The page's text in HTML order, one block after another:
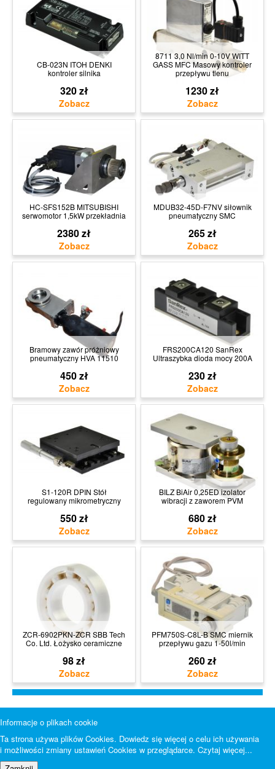
CB-023N ITOH DENKI
kontroler silnika
320 zł
8711 3,0 Nl/min 0-10V WITT
GASS MFC Masowy kontroler
przepływu tlenu
1230 zł
HC-SFS152B MITSUBISHI
serwomotor 1,5kW przekładnia
2380 zł
MDUB32-45D-F7NV siłownik
pneumatyczny SMC
265 zł
Bramowy zawór próżniowy
pneumatyczny HVA 11510
450 zł
FRS200CA120 SanRex
Ultraszybka dioda mocy 200A
230 zł
S1-120R DPIN Stół
regulowany mikrometryczny
550 zł
BILZ BiAir 0,25ED izolator
wibracji z zaworem PVM
680 zł
ZCR-6902PKN-ZCR SBB Tech
Co. Ltd. Łożysko ceramiczne
98 zł
PFM750S-C8L-B SMC miernik
przepływu gazu 1-50l/min
260 zł
Informacje o plikach cookie
Ta strona używa plików Cookies. Dowiedz się więcej o celu ich używania
i możliwości zmiany ustawień Cookies w przeglądarce. Czytaj więcej...